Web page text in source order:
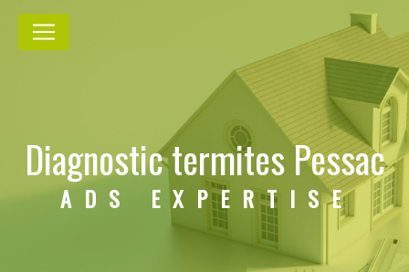
Diagnostic termites Pessac
ADS EXPERTISE
Panneau de gestion des cookies